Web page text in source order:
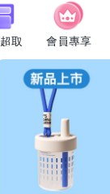
取 會員專享